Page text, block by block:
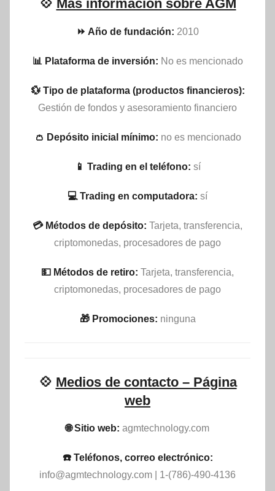
💠 Más información sobre AGM
⏩ Año de fundación: 2010
📊 Plataforma de inversión: No es mencionado
💱 Tipo de plataforma (productos financieros):
Gestión de fondos y asesoramiento financiero
👛 Depósito inicial mínimo: no es mencionado
📱 Trading en el teléfono: sí
💻 Trading en computadora: sí
💳 Métodos de depósito: Tarjeta, transferencia,
criptomonedas, procesadores de pago
💵​ Métodos de retiro: Tarjeta, transferencia,
criptomonedas, procesadores de pago
🎁 Promociones: ninguna
💠 Medios de contacto – Página
web
🌐 Sitio web: agmtechnology.com
☎️ Teléfonos, correo electrónico:
info@agmtechnology.com | 1-(786)-490-4136